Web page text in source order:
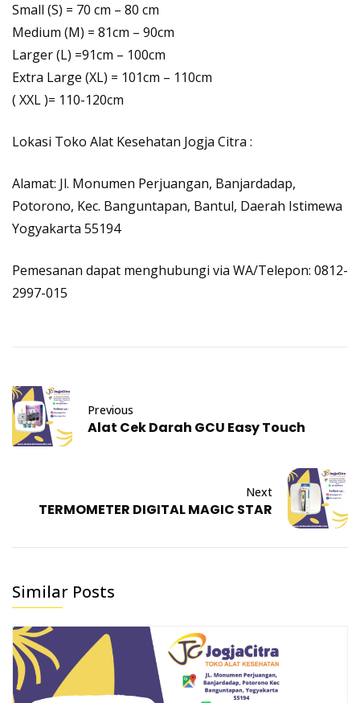
Small (S) = 70 cm – 80 cm
Medium (M) = 81cm – 90cm
Larger (L) =91cm – 100cm
Extra Large (XL) = 101cm – 110cm
( XXL )= 110-120cm
Lokasi Toko Alat Kesehatan Jogja Citra :
Alamat: Jl. Monumen Perjuangan, Banjardadap,
Potorono, Kec. Banguntapan, Bantul, Daerah Istimewa
Yogyakarta 55194
Pemesanan dapat menghubungi via WA/Telepon: 0812-
2997-015
Previous
Alat Cek Darah GCU Easy Touch
Next
TERMOMETER DIGITAL MAGIC STAR
Similar Posts